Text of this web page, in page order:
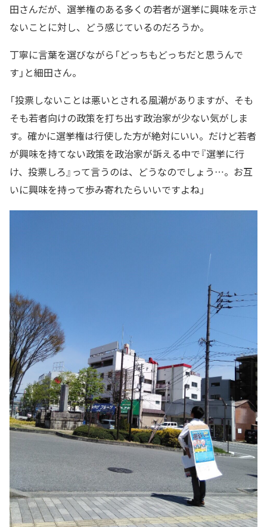
田さんだが、選挙権のある多くの若者が選挙に興味を示さ
ないことに対し、どう感じているのだろうか。
丁寧に言葉を選びながら「どっちもどっちだと思うんで
す」と細田さん。
「投票しないことは悪いとされる風潮がありますが、そも
そも若者向けの政策を打ち出す政治家が少ない気がしま
す。確かに選挙権は行使した方が絶対にいい。だけど若者
が興味を持てない政策を政治家が訴える中で『選挙に行
け、投票しろ』って言うのは、どうなのでしょう…。お互
いに興味を持って歩み寄れたらいいですよね」